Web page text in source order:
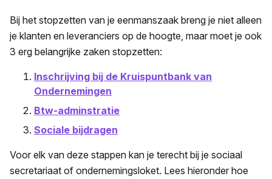
Bij het stopzetten van je eenmanszaak breng je niet alleen
je klanten en leveranciers op de hoogte, maar moet je ook
3 erg belangrijke zaken stopzetten:
Inschrijving bij de Kruispuntbank van
Ondernemingen
Btw-adminstratie
Sociale bijdragen
Voor elk van deze stappen kan je terecht bij je sociaal
secretariaat of ondernemingsloket. Lees hieronder hoe